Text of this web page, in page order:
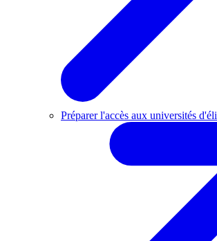
Préparer l'accès aux universités